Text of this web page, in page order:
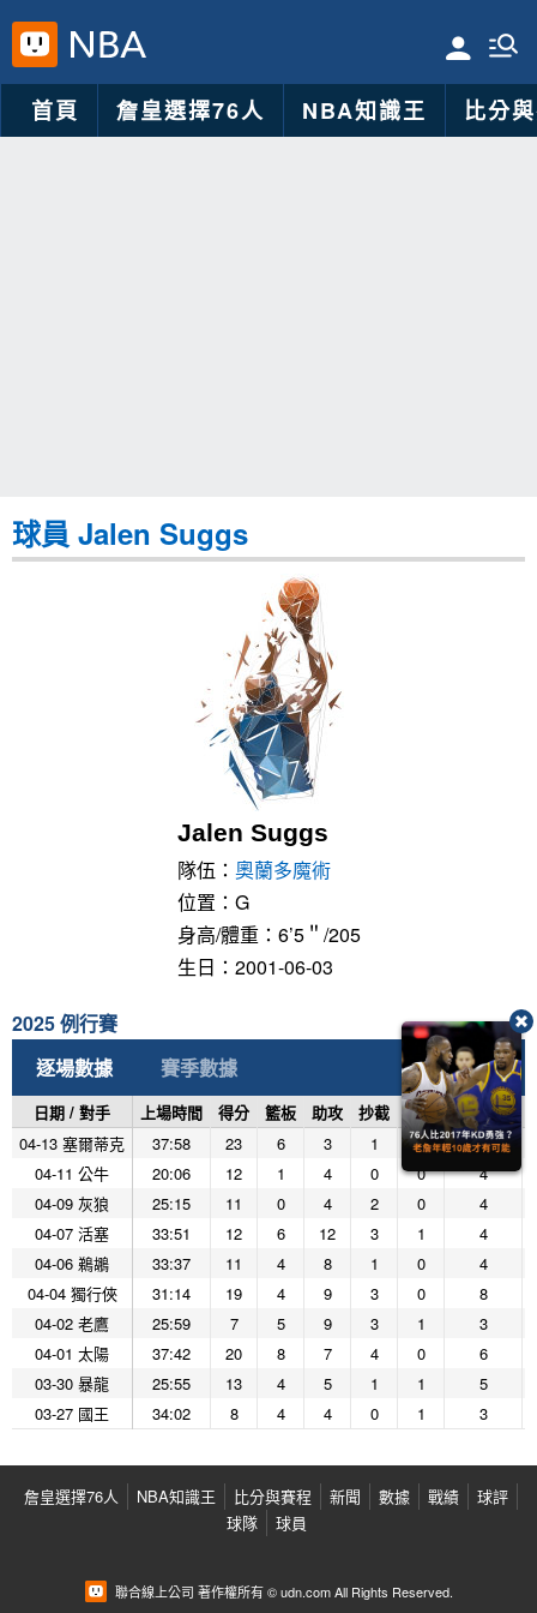
首頁 詹皇選擇76人 NBA知識王 比分
球員 Jalen Suggs
Jalen Suggs
隊伍： 奧蘭多魔術
位置：G
身高/體重：6’5＂/205
生日：2001-06-03
2025 例行賽
逐場數據
賽季數據
日期 / 對手 上場時間 得分 籃板 助攻 抄截 阻攻 投籃命中
04-13 塞爾蒂克
37:58 23 6 3 1 1
8
04-11 公牛
20:06 12 1 4 0 0
4
04-09 灰狼
25:15 11 0 4 2 0
4
04-07 活塞
33:51 12 6 12 3 1
4
04-06 鵜鶘
33:37 11 4 8 1 0
4
04-04 獨行俠
31:14 19 4 9 3 0
8
04-02 老鷹
25:59 7 5 9 3 1
3
04-01 太陽
37:42 20 8 7 4 0
6
03-30 暴龍
25:55 13 4 5 1 1
5
03-27 國王
34:02 8 4 4 0 1 3
詹皇選擇76人 NBA知識王 比分與賽程 新聞 數據 戰績
球評
球隊
球員
聯合線上公司 著作權所有 © udn.com All Rights Reserved.